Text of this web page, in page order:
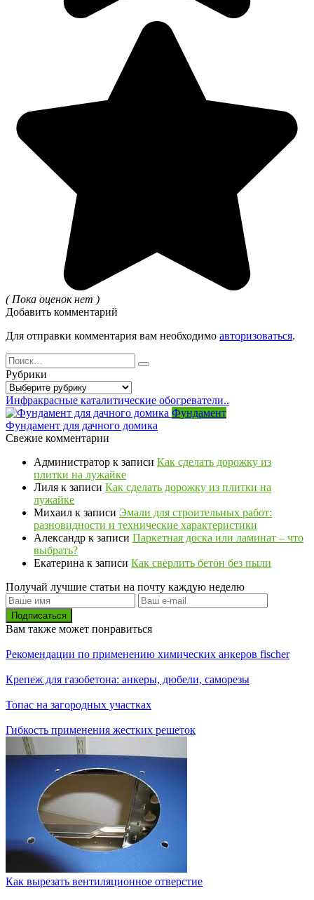
( Пока оценок нет )
Добавить комментарий
Для отправки комментария вам необходимо авторизоваться.
Search
for:
Рубрики
Рубрики
Инфракрасные каталитические обогреватели..
Фундамент
Фундамент для дачного домика
Свежие комментарии
Администратор к записи Как сделать дорожку из
плитки на лужайке
Лиля к записи Как сделать дорожку из плитки на
лужайке
Михаил к записи Эмали для строительных работ:
разновидности и технические характеристики
Александр к записи Паркетная доска или ламинат – что
выбрать?
Екатерина к записи Как сверлить бетон без пыли
Получай лучшие статьи на почту каждую неделю
Подписаться
Вам также может понравиться
Рекомендации по применению химических анкеров fischer
Крепеж для газобетона: анкеры, дюбели, саморезы
Топас на загородных участках
Гибкость применения жестких решеток
Как вырезать вентиляционное отверстие